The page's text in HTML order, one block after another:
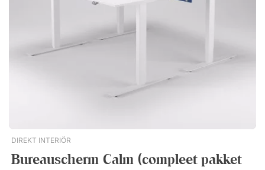
Inclusief lampvoet en klembevestiging. Twee scharnierpunten
eenvoudig te positioneren. Kantel de lampkop om het licht te
richten. Schakel tussen drie verschillende kleurtemperaturen.
LED-lamp inbegrepen.
DIREKT INTERIÖR
Bureauscherm Calm (compleet pakket